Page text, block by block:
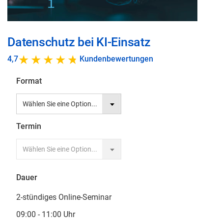
Anfang
der
Datenschutz bei KI-Einsatz
4,7 Kundenbewertungen
Format
Termin
Dauer
2-stündiges Online-Seminar
09:00 - 11:00 Uhr